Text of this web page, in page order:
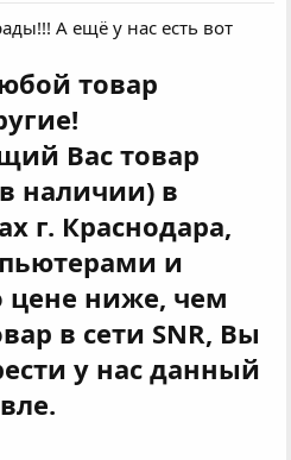
А ещё у нас есть вот
товар
Вас товар
наличии) в
г. Краснодара,
и
цене ниже, чем
в сети SNR, Вы
у нас данный